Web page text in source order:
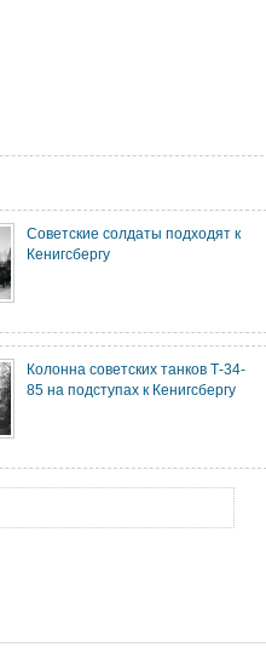
Советские солдаты подходят к
Кенигсбергу
Колонна советских танков Т-34-
85 на подступах к Кенигсбергу